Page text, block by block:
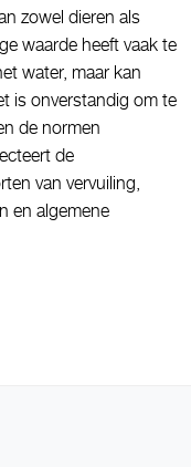
zowel dieren als
waarde heeft vaak te
water, maar kan
is onverstandig om te
de normen
de
van vervuiling,
en algemene